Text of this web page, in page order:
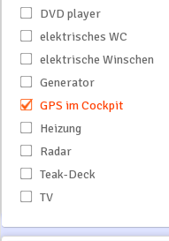
DVD player
elektrisches WC
elektrische Winschen
Generator
GPS im Cockpit
Heizung
Radar
Teak-Deck
TV